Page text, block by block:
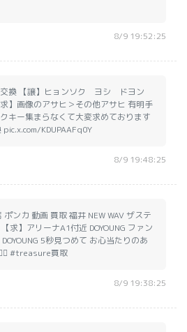
8/9 19:52:25
交換 【譲】ヒョンソク ヨシ ドヨン
】画像のアサヒ＞その他アサヒ 有明手
キー集まらなくて大変求めております
KDUPAAFq0Y
8/9 19:48:25
ポンカ 動画 買取 福井 NEW WAV ザステ
求】アリーナA1付近 DOYOUNG ファン
5秒見つめて お心当たりのあ
#treasure買取
8/9 19:38:25